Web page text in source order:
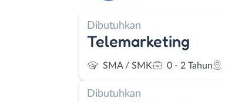
Dibutuhkan
Telemarketing
SMA / SMK 0 - 2 Tahun
Dibutuhkan